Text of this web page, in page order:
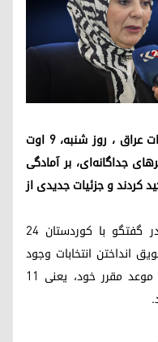
مقامات کمیسیون عالی مستقل انتخابات عراق ، روز شنبه، ۹ اوت
اظهارنظرهای جداگانه‌ای، بر آمادگی
کردند و جزئیات جدیدی از
جومانه غلای، سخنگوی کمیسیون، در گفتگو با کوردستان ۲۴
انداختن انتخابات وجود
ندارد و مقدمات برای برگزاری آن در موعد مقرر خود، یعنی ۱۱